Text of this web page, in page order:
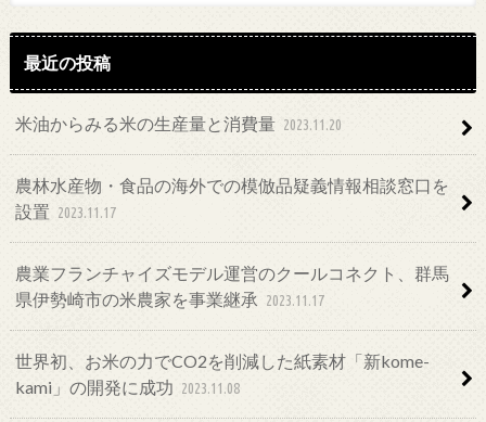
最近の投稿
米油からみる米の生産量と消費量 2023.11.20
農林水産物・食品の海外での模倣品疑義情報相談窓口を
設置 2023.11.17
農業フランチャイズモデル運営のクールコネクト、群馬
県伊勢崎市の米農家を事業継承 2023.11.17
世界初、お米の力でCO2を削減した紙素材「新kome-
kami」の開発に成功 2023.11.08